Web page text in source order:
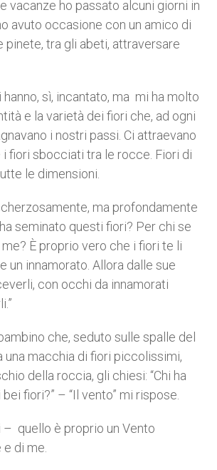
vacanze ho passato alcuni giorni in
avuto occasione con un amico di
pinete, tra gli abeti, attraversare
sì, incantato, ma mi ha molto
e la varietà dei fiori che, ad ogni
i nostri passi. Ci attraevano
fiori sbocciati tra le rocce. Fiori di
le dimensioni.
ma profondamente
seminato questi fiori? Per chi se
È proprio vero che i fiori te li
un innamorato. Allora dalle sue
con occhi da innamorati
che, seduto sulle spalle del
una macchia di fiori piccolissimi,
della roccia, gli chiesi: “Chi ha
fiori?” – “Il vento” mi rispose.
– quello è proprio un Vento
di me.